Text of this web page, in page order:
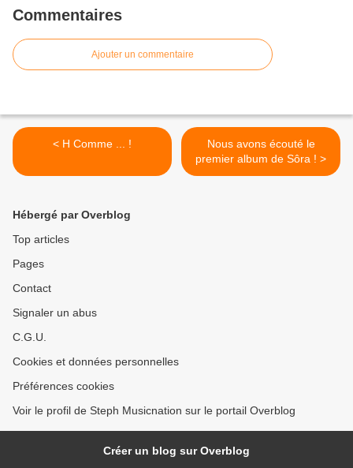
Commentaires
Ajouter un commentaire
< H Comme ... !
Nous avons écouté le
premier album de Sôra ! >
Hébergé par Overblog
Top articles
Pages
Contact
Signaler un abus
C.G.U.
Cookies et données personnelles
Préférences cookies
Voir le profil de Steph Musicnation sur le portail Overblog
Créer un blog sur Overblog